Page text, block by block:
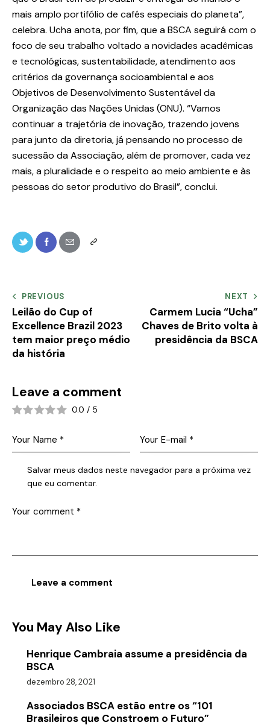
mais amplo portifólio de cafés especiais do planeta”,
celebra. Ucha anota, por fim, que a BSCA seguirá com o
foco de seu trabalho voltado a novidades acadêmicas
e tecnológicas, sustentabilidade, atendimento aos
critérios da governança socioambiental e aos
Objetivos de Desenvolvimento Sustentável da
Organização das Nações Unidas (ONU). “Vamos
continuar a trajetória de inovação, trazendo jovens
para junto da diretoria, já pensando no processo de
sucessão da Associação, além de promover, cada vez
mais, a pluralidade e o respeito ao meio ambiente e às
pessoas do setor produtivo do Brasil”, conclui.
PREVIOUS
Leilão do Cup of
Excellence Brazil 2023
tem maior preço médio
da história
NEXT
Carmem Lucia “Ucha”
Chaves de Brito volta à
presidência da BSCA
Leave a comment
0.0 / 5
Salvar meus dados neste navegador para a próxima vez
que eu comentar.
You May Also Like
Henrique Cambraia assume a presidência da
BSCA
dezembro 28, 2021
Associados BSCA estão entre os “101
Brasileiros que Constroem o Futuro”